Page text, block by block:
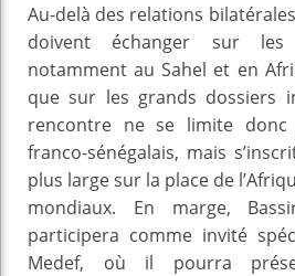
Au-delà des relations
doivent échanger sur les
notamment au Sahel et en
que sur les grands dossiers
rencontre ne se limite
franco-sénégalais, mais
plus large sur la place de
mondiaux. En marge,
participera comme invité
Medef, où il pourra